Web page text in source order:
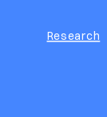
Research